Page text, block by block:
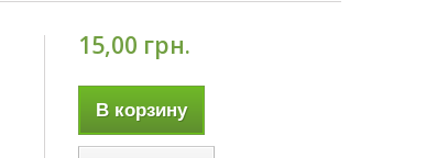
15,00 грн.
В корзину